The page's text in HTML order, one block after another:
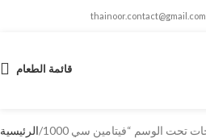
thainoor.contact@gmail.com
قائمة الطعام
الرئيسية